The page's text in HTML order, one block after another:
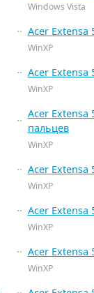
Windows Vista
Acer Extensa
WinXP
Acer Extensa
WinXP
Acer Extensa
пальцев
WinXP
Acer Extensa
WinXP
Acer Extensa
WinXP
Acer Extensa
WinXP